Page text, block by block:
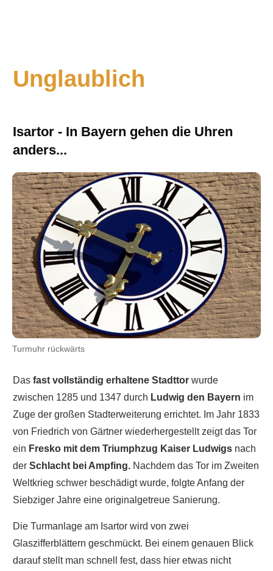
Unglaublich
Isartor - In Bayern gehen die Uhren
anders...
Turmuhr rückwärts
Das fast vollständig erhaltene Stadttor wurde
zwischen 1285 und 1347 durch Ludwig den Bayern im
Zuge der großen Stadterweiterung errichtet. Im Jahr 1833
von Friedrich von Gärtner wiederhergestellt zeigt das Tor
ein Fresko mit dem Triumphzug Kaiser Ludwigs nach
der Schlacht bei Ampfing. Nachdem das Tor im Zweiten
Weltkrieg schwer beschädigt wurde, folgte Anfang der
Siebziger Jahre eine originalgetreue Sanierung.
Die Turmanlage am Isartor wird von zwei
Glaszifferblättern geschmückt. Bei einem genauen Blick
darauf stellt man schnell fest, dass hier etwas nicht